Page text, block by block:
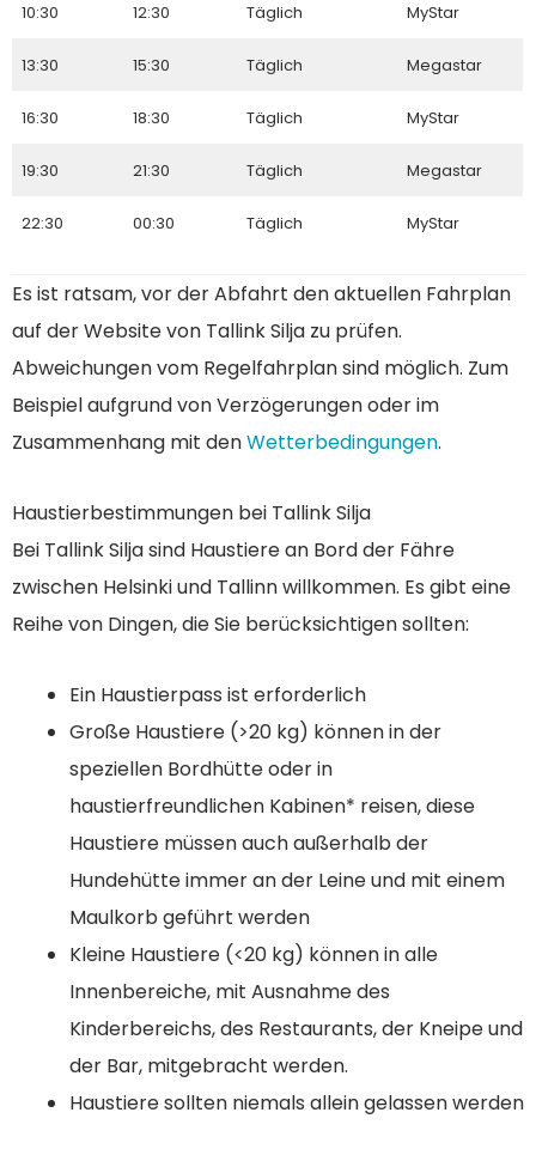
10:30 12:30 Täglich MyStar
13:30 15:30 Täglich Megastar
16:30 18:30 Täglich MyStar
19:30 21:30 Täglich Megastar
22:30 00:30 Täglich MyStar
Es ist ratsam, vor der Abfahrt den aktuellen Fahrplan
auf der Website von Tallink Silja zu prüfen.
Abweichungen vom Regelfahrplan sind möglich. Zum
Beispiel aufgrund von Verzögerungen oder im
Zusammenhang mit denWetterbedingungen.
Haustierbestimmungen bei Tallink Silja
Bei Tallink Silja sind Haustiere an Bord der Fähre
zwischen Helsinki und Tallinn willkommen. Es gibt eine
Reihe von Dingen, die Sie berücksichtigen sollten:
Ein Haustierpass ist erforderlich
Große Haustiere (>20 kg) können in der
speziellen Bordhütte oder in
haustierfreundlichen Kabinen* reisen, diese
Haustiere müssen auch außerhalb der
Hundehütte immer an der Leine und mit einem
Maulkorb geführt werden
Kleine Haustiere (<20 kg) können in alle
Innenbereiche, mit Ausnahme des
Kinderbereichs, des Restaurants, der Kneipe und
der Bar, mitgebracht werden.
Haustiere sollten niemals allein gelassen werden